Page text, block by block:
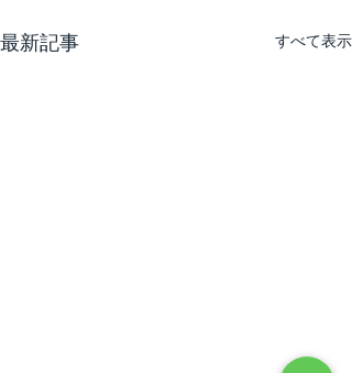
最新記事 すべて表示